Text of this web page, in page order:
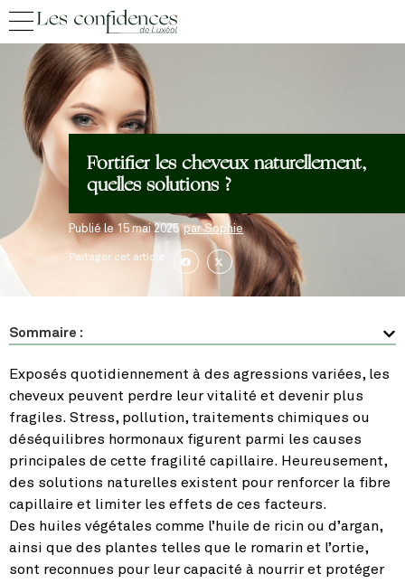
Fortifier les cheveux naturellement,
quelles solutions ?
Publié le 15 mai 2025 parSophie
Partager cet article
Sommaire :
Exposés quotidiennement à des agressions variées, les
cheveux peuvent perdre leur vitalité et devenir plus
fragiles. Stress, pollution, traitements chimiques ou
déséquilibres hormonaux figurent parmi les causes
principales de cette fragilité capillaire. Heureusement,
des solutions naturelles existent pour renforcer la fibre
capillaire et limiter les effets de ces facteurs.
Des huiles végétales comme l’huile de ricin ou d’argan,
ainsi que des plantes telles que le romarin et l’ortie,
sont reconnues pour leur capacité à nourrir et protéger